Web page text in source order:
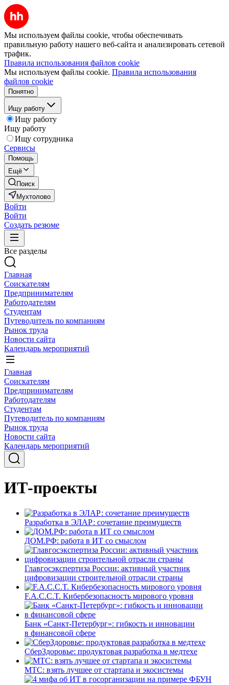
Мы используем файлы cookie, чтобы обеспечивать
правильную работу нашего веб-сайта и анализировать сетевой
трафик.
Правила использования файлов cookie
Мы используем файлы cookie. Правила использования
файлов cookie
Понятно
Ищу работу
Ищу работу
Ищу работу
Ищу сотрудника
Сервисы
Помощь
Ещё
Поиск
Мухтолово
Войти
Войти
Создать резюме
Все разделы
Главная
Соискателям
Предпринимателям
Работодателям
Студентам
Путеводитель по компаниям
Рынок труда
Новости сайта
Календарь мероприятий
Главная
Соискателям
Предпринимателям
Работодателям
Студентам
Путеводитель по компаниям
Рынок труда
Новости сайта
Календарь мероприятий
ИТ-проекты
Разработка в ЭЛАР: сочетание преимуществ
ДОМ.РФ: работа в ИТ со смыслом
Главгосэкспертиза России: активный участник
цифровизации строительной отрасли страны
F.A.C.C.T. Кибербезопасность мирового уровня
Банк «Санкт-Петербург»: гибкость и инновации
в финансовой сфере
СберЗдоровье: продуктовая разработка в медтехе
МТС: взять лучшее от стартапа и экосистемы